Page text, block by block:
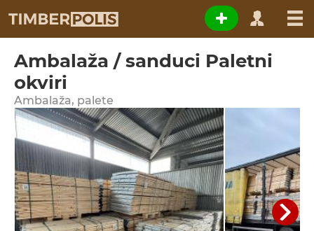
Ambalaža / sanduci Paletni
okviri
Ambalaža, palete